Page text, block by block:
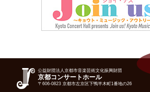
公益財団法人京都市音楽芸術文化振興財団
京都コンサートホール
〒606-0823 京都市左京区下鴨半木町1番地の26